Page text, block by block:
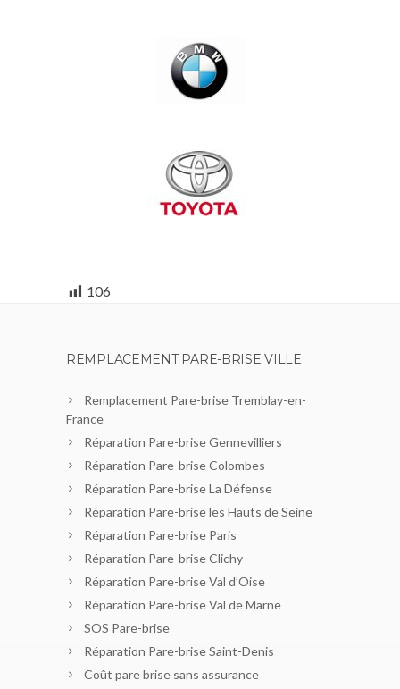
106
REMPLACEMENT PARE-BRISE VILLE
Remplacement Pare-brise Tremblay-en-
France
Réparation Pare-brise Gennevilliers
Réparation Pare-brise Colombes
Réparation Pare-brise La Défense
Réparation Pare-brise les Hauts de Seine
Réparation Pare-brise Paris
Réparation Pare-brise Clichy
Réparation Pare-brise Val d’Oise
Réparation Pare-brise Val de Marne
SOS Pare-brise
Réparation Pare-brise Saint-Denis
Coût pare brise sans assurance